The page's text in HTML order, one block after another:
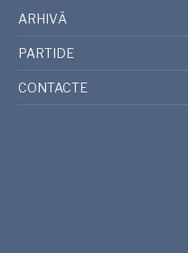
ARHIVĂ
PARTIDE
CONTACTE